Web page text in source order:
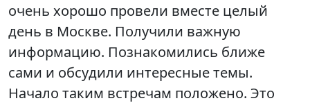
очень хорошо провели вместе целый
день в Москве. Получили важную
информацию. Познакомились ближе
сами и обсудили интересные темы.
Начало таким встречам положено. Это